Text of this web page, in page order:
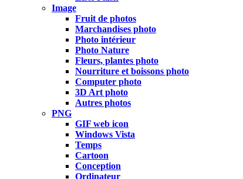
Image
Fruit de photos
Marchandises photo
Photo intérieur
Photo Nature
Fleurs, plantes photo
Nourriture et boissons photo
Computer photo
3D Art photo
Autres photos
PNG
GIF web icon
Windows Vista
Temps
Cartoon
Conception
Ordinateur